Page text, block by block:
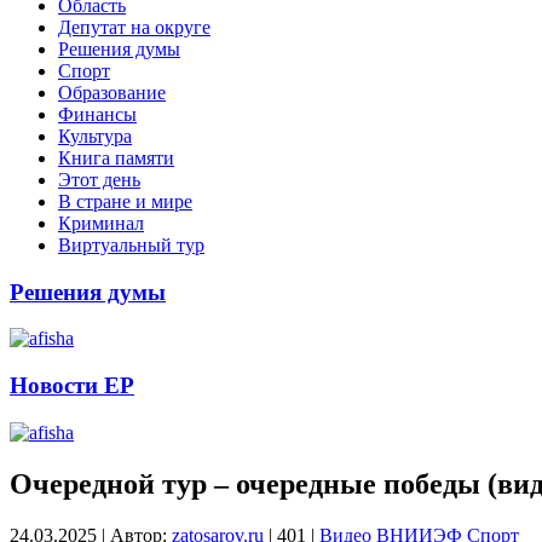
Область
Депутат на округе
Решения думы
Спорт
Образование
Финансы
Культура
Книга памяти
Этот день
В стране и мире
Криминал
Виртуальный тур
Решения думы
Новости ЕР
Очередной тур – очередные победы
24.03.2025 | Автор: zatosarov.ru | 401 | Видео ВНИИЭФ Спорт